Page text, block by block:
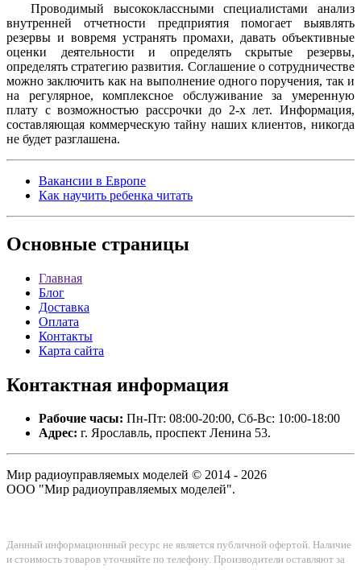
Проводимый высококлассными специалистами анализ
внутренней отчетности предприятия помогает выявлять
резервы и вовремя устранять промахи, давать объективные
оценки деятельности и определять скрытые резервы,
определять стратегию развития. Соглашение о сотрудничестве
можно заключить как на выполнение одного поручения, так и
на регулярное, комплексное обслуживание за умеренную
плату с возможностью рассрочки до 2-х лет. Информация,
составляющая коммерческую тайну наших клиентов, никогда
не будет разглашена.
Вакансии в Европе
Как научить ребенка читать
Основные страницы
Главная
Блог
Доставка
Оплата
Контакты
Карта сайта
Контактная информация
Рабочие часы: Пн-Пт: 08:00-20:00, Сб-Вс: 10:00-18:00
Адрес: г. Ярославль, проспект Ленина 53.
Мир радиоуправляемых моделей © 2014 - 2026
ООО "Мир радиоуправляемых моделей".
Данный информационный ресурс не является публичной офертой. Наличие
и стоимость товаров уточняйте по телефону. Производители оставляют за